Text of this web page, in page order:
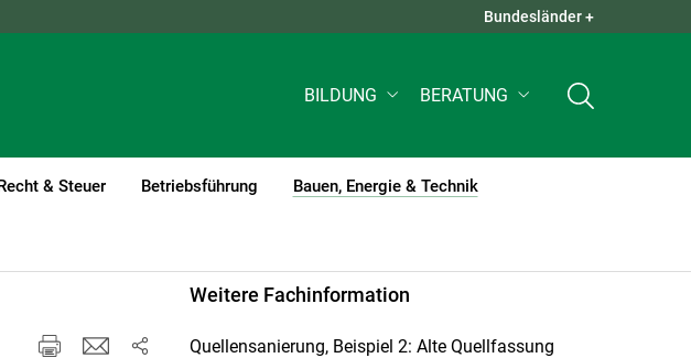
QUICK LINKS +
Bundesländer +
BILDUNG BERATUNG
& Steuer Betriebsführung Bauen, Energie & Technik
(current)1
Weitere Fachinformation
Quellensanierung, Beispiel 2: Alte Quellfassung